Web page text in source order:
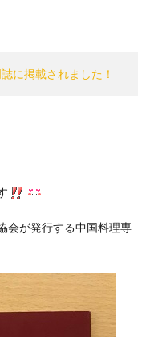
に掲載されました！
会が発行する中国料理専